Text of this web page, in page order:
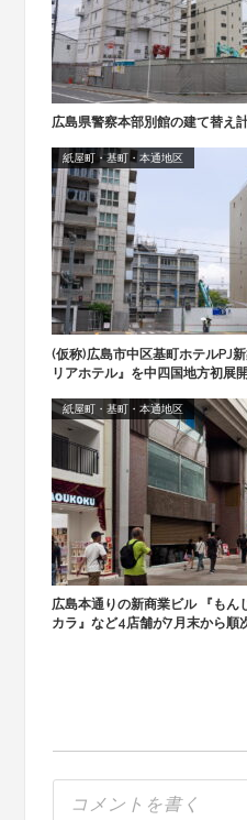
広島県警察本部別館の建て替え
紙屋町・基町・本通地区
(仮称)広島市中区基町ホテルPJ
リアホテル』を中四国地方初展開
紙屋町・基町・本通地区
広島本通りの新商業ビル 『も
カラ』など4店舗が7月末から順